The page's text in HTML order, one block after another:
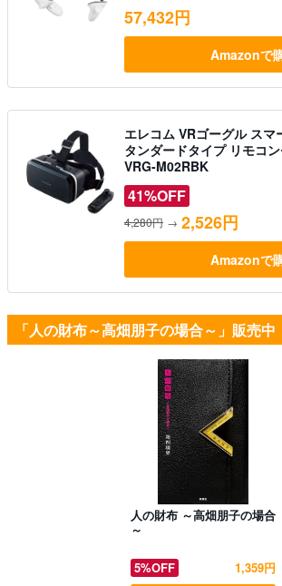
57,432円
Amazonで
エレコム VRゴーグル スマ
タンダードタイプ リモコ
VRG-M02RBK
41%OFF
4,280円 → 2,526円
Amazonで
「人の財布～高畑朋子の場合～」販売中
人の財布 ～高畑朋子の場合
～
5%OFF
1,359円